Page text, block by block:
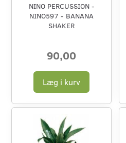
NINO PERCUSSION -
NINO597 - BANANA
SHAKER
90,00
Læg i kurv